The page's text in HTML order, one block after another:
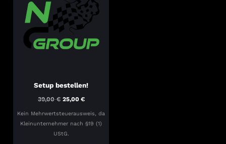
Setup bestellen!
39,00€ Ursprünglicher
war:
39,00 €
25,00 €Aktueller
Preis
ist:
Kein Mehrwertsteuerausweis, da
Kleinunternehmer nach §19 (1)
UStG.